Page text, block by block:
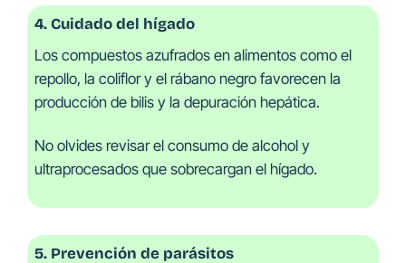
4. Cuidado del hígado
Los compuestos azufrados en alimentos como el
repollo, la coliflor y el rábano negro favorecen la
producción de bilis y la depuración hepática.
No olvides revisar el consumo de alcohol y
ultraprocesados que sobrecargan el hígado.
5. Prevención de parásitos